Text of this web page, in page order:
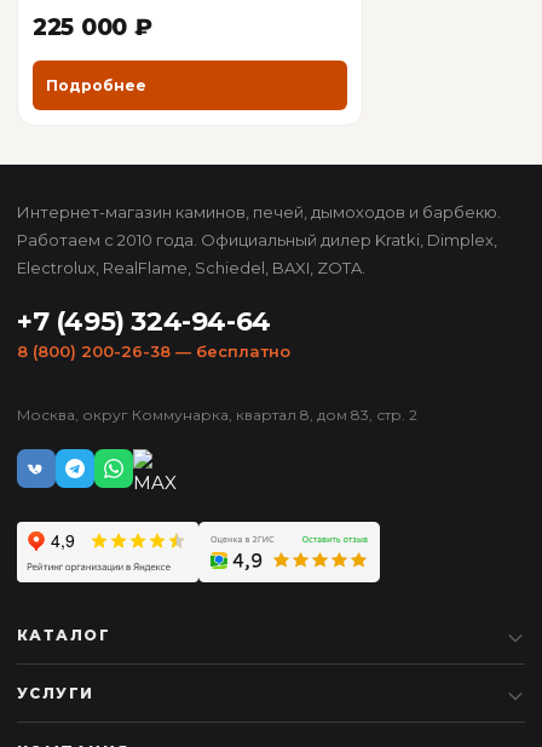
225 000 ₽
Подробнее
Интернет-магазин каминов, печей, дымоходов и барбекю.
Работаем с 2010 года. Официальный дилер Kratki, Dimplex,
Electrolux, RealFlame, Schiedel, BAXI, ZOTA.
+7 (495) 324-94-64
8 (800) 200-26-38 — бесплатно
Москва, округ Коммунарка, квартал 8, дом 83, стр. 2
КАТАЛОГ
УСЛУГИ